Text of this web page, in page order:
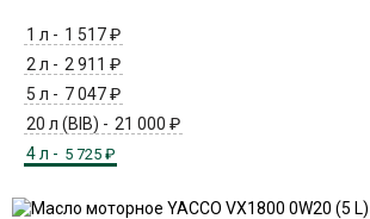
1 л - 1 517 ₽
2 л - 2 911 ₽
5 л - 7 047 ₽
20 л (BIB) - 21 000 ₽
4 л - 5 725 ₽